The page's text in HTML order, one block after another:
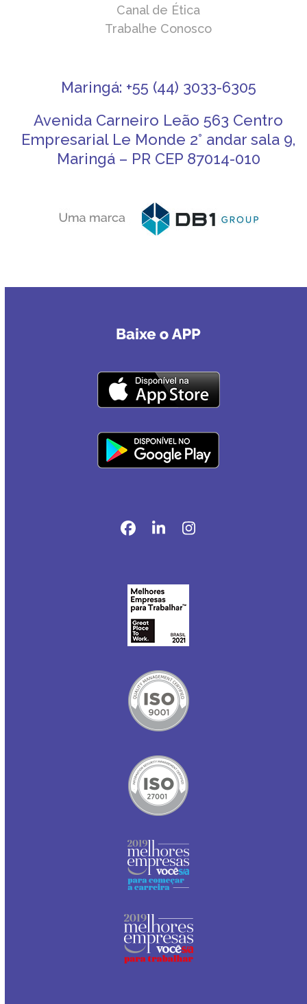
Canal de Ética
Trabalhe Conosco
Maringá: +55 (44) 3033-6305
Avenida Carneiro Leão 563 Centro
Empresarial Le Monde 2° andar sala 9,
Maringá – PR CEP 87014-010
Facebook
LinkedInInstagram